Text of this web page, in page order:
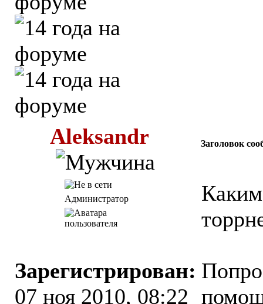
Aleksandr Заголовок
Администратор
Зарегистрирован:
07 ноя 2010, 08:22
Каким